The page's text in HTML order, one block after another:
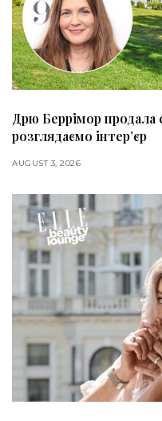
Дрю Беррімор продала
розглядаємо інтер’єр
AUGUST 3, 2026